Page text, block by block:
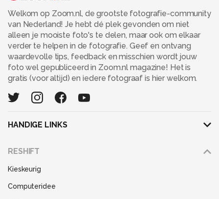
Welkom op Zoom.nl, de grootste fotografie-community
van Nederland! Je hebt dé plek gevonden om niet
alleen je mooiste foto's te delen, maar ook om elkaar
verder te helpen in de fotografie. Geef en ontvang
waardevolle tips, feedback en misschien wordt jouw
foto wel gepubliceerd in Zoom.nl magazine! Het is
gratis (voor altijd) en iedere fotograaf is hier welkom.
HANDIGE LINKS
RESHIFT
Kieskeurig
Computeridee